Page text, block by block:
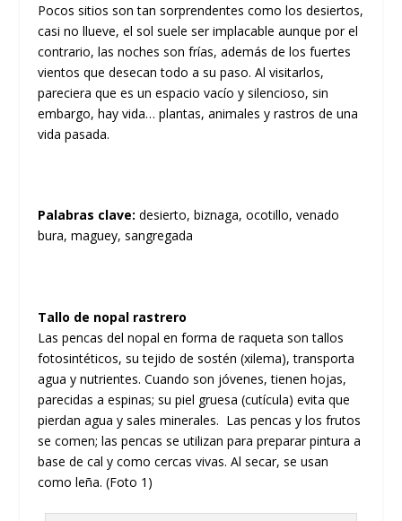
Pocos sitios son tan sorprendentes como los desiertos,
casi no llueve, el sol suele ser implacable aunque por el
contrario, las noches son frías, además de los fuertes
vientos que desecan todo a su paso. Al visitarlos,
pareciera que es un espacio vacío y silencioso, sin
embargo, hay vida… plantas, animales y rastros de una
vida pasada.
Palabras clave: desierto, biznaga, ocotillo, venado
bura, maguey, sangregada
Tallo de nopal rastrero
Las pencas del nopal en forma de raqueta son tallos
fotosintéticos, su tejido de sostén (xilema), transporta
agua y nutrientes. Cuando son jóvenes, tienen hojas,
parecidas a espinas; su piel gruesa (cutícula) evita que
pierdan agua y sales minerales. Las pencas y los frutos
se comen; las pencas se utilizan para preparar pintura a
base de cal y como cercas vivas. Al secar, se usan
como leña. (Foto 1)